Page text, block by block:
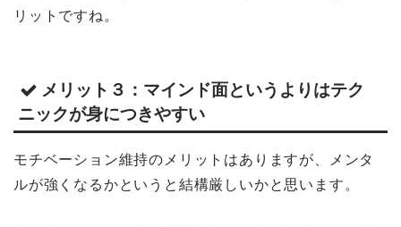
リットですね。
メリット３：マインド面というよりはテク
ニックが身につきやすい
モチベーション維持のメリットはありますが、メンタ
ルが強くなるかというと結構厳しいかと思います。